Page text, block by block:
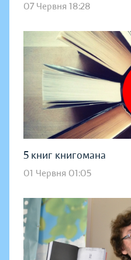
07 Червня 18:28
5 книг книгомана
01 Червня 01:05